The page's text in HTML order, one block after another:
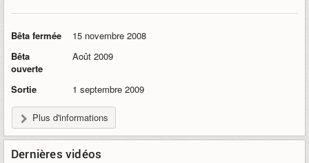
Bêta fermée
15 novembre 2008
Bêta
ouverte
Août 2009
Sortie 1 septembre 2009
Plus d'informations
Dernières vidéos